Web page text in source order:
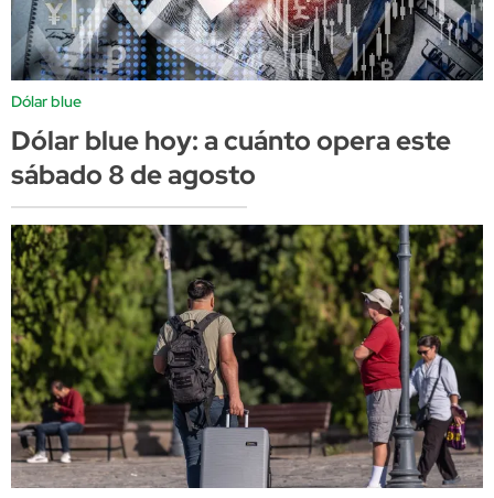
Dólar blue
Dólar blue hoy: a cuánto opera este
sábado 8 de agosto